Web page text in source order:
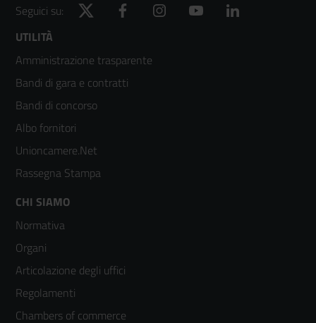
Seguici su:
Twitter Facebook Instagram YouTube
Footer
menù
colonna
2
UTILITÀ
Amministrazione trasparente
Bandi di gara e contratti
Bandi di concorso
Albo fornitori
Unioncamere.Net
Rassegna Stampa
Footer
menù
colonna
3
CHI SIAMO
Normativa
Organi
Articolazione degli uffici
Regolamenti
Chambers of commerce